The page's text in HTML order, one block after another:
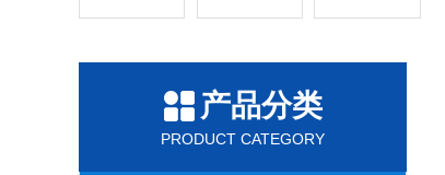
产品分类
PRODUCT CATEGORY